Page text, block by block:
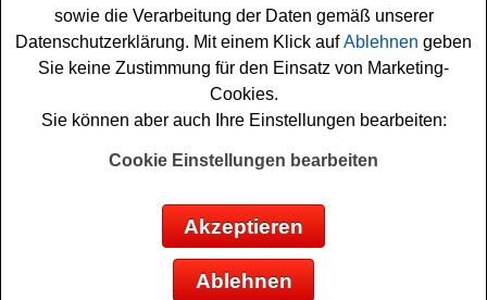
Falls Sie an dem Leitner Reisen Gewinnspiel kostenlos
teilnehmen möchten, müssen Sie nur kurz das kleine
Formular ausfüllen. Denn nur so können Sie sich Ihre
Gewinnchance sichern. Vielleicht haben Sie ja Glück?
Leitner Reisen verlost eine Fluss
Anzeige:
sowie die Verarbeitung der Daten gemäß unserer
Datenschutzerklärung. Mit einem Klick aufAblehnen geben
Sie keine Zustimmung für den Einsatz von Marketing-
Cookies.
Sie können aber auch Ihre Einstellungen bearbeiten:
Cookie Einstellungen bearbeiten
Akzeptieren
Ablehnen